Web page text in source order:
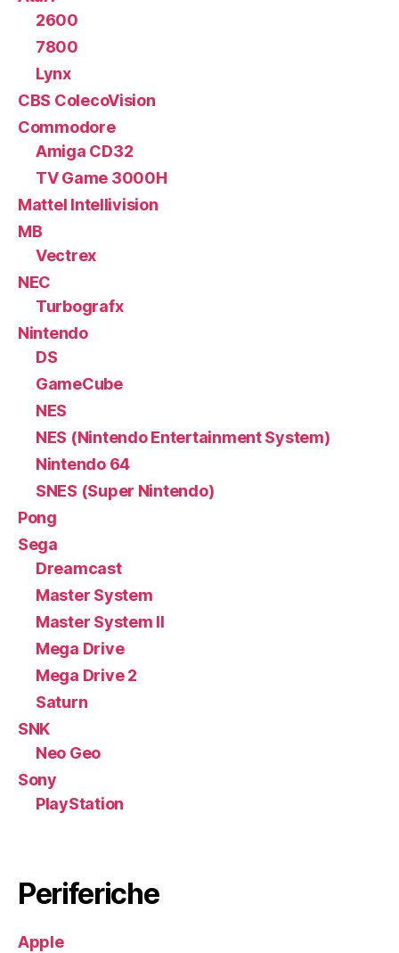
2600
7800
Lynx
CBS ColecoVision
Commodore
Amiga CD32
TV Game 3000H
Mattel Intellivision
MB
Vectrex
NEC
Turbografx
Nintendo
DS
GameCube
NES
NES (Nintendo Entertainment System)
Nintendo 64
SNES (Super Nintendo)
Pong
Sega
Dreamcast
Master System
Master System II
Mega Drive
Mega Drive 2
Saturn
SNK
Neo Geo
Sony
PlayStation
Periferiche
Apple